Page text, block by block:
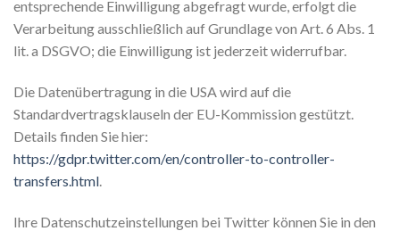
entsprechende Einwilligung abgefragt wurde, erfolgt die
Verarbeitung ausschließlich auf Grundlage von Art. 6 Abs. 1
lit. a DSGVO; die Einwilligung ist jederzeit widerrufbar.
Die Datenübertragung in die USA wird auf die
Standardvertragsklauseln der EU-Kommission gestützt.
Details finden Sie hier:
https://gdpr.twitter.com/en/controller-to-controller-
transfers.html
Ihre Datenschutzeinstellungen bei Twitter können Sie in den